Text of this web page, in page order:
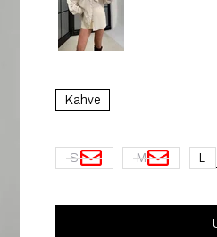
Kahve
S M